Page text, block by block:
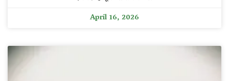
April 16, 2026